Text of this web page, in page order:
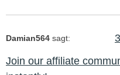
Damian564 sagt:
Join our affiliate